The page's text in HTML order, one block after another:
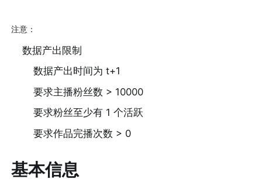
注意：
数据产出限制
数据产出时间为 t+1
要求主播粉丝数 > 10000
要求粉丝至少有 1 个活跃
要求作品完播次数 > 0
基本信息